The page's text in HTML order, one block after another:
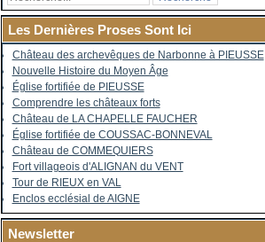
Les Dernières Proses Sont Ici
Château des archevêques de Narbonne à PIEUSSE
Nouvelle Histoire du Moyen Âge
Église fortifiée de PIEUSSE
Comprendre les châteaux forts
Château de LA CHAPELLE FAUCHER
Église fortifiée de COUSSAC-BONNEVAL
Château de COMMEQUIERS
Fort villageois d'ALIGNAN du VENT
Tour de RIEUX en VAL
Enclos ecclésial de AIGNE
Newsletter